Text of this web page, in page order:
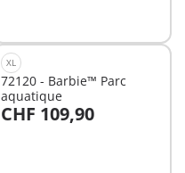
XL
72120 - Barbie™ Parc
aquatique
CHF 109,90
Au panier